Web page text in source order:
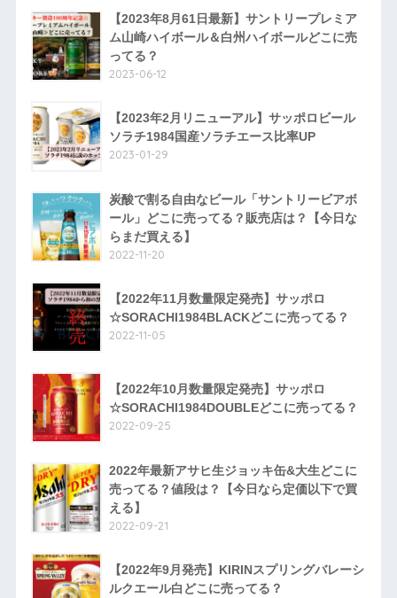
【2023年8月61日最新】サントリープレミア
ム山崎ハイボール＆白州ハイボールどこに売
ってる？
2023-06-12
【2023年2月リニューアル】サッポロビール
ソラチ1984国産ソラチエース比率UP
2023-01-29
炭酸で割る自由なビール「サントリービアボ
ール」どこに売ってる？販売店は？【今日な
らまだ買える】
2022-11-20
【2022年11月数量限定発売】サッポロ
☆SORACHI1984BLACKどこに売ってる？
2022-11-05
【2022年10月数量限定発売】サッポロ
☆SORACHI1984DOUBLEどこに売ってる？
2022-09-25
2022年最新アサヒ生ジョッキ缶&大生どこに
売ってる？値段は？【今日なら定価以下で買
える】
2022-09-21
【2022年9月発売】KIRINスプリングバレーシ
ルクエール白どこに売ってる？